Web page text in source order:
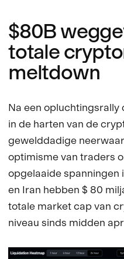
$80B
totale
meltdown
Na een
in de harten van de
gewelddadige
optimisme van traders
opgelaaide spanningen
en Iran hebben $ 80
totale market cap van
niveau sinds midden